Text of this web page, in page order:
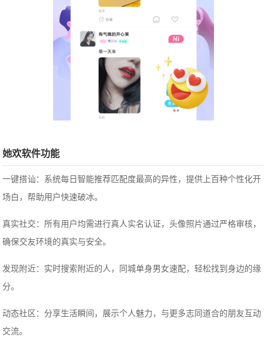
她欢软件功能
一键搭讪：系统每日智能推荐匹配度最高的异性，提供上百种个性化开
场白，帮助用户快速破冰。
真实社交：所有用户均需进行真人实名认证，头像照片通过严格审核，
确保交友环境的真实与安全。
发现附近：实时搜索附近的人，同城单身男女速配，轻松找到身边的缘
分。
动态社区：分享生活瞬间，展示个人魅力，与更多志同道合的朋友互动
交流。